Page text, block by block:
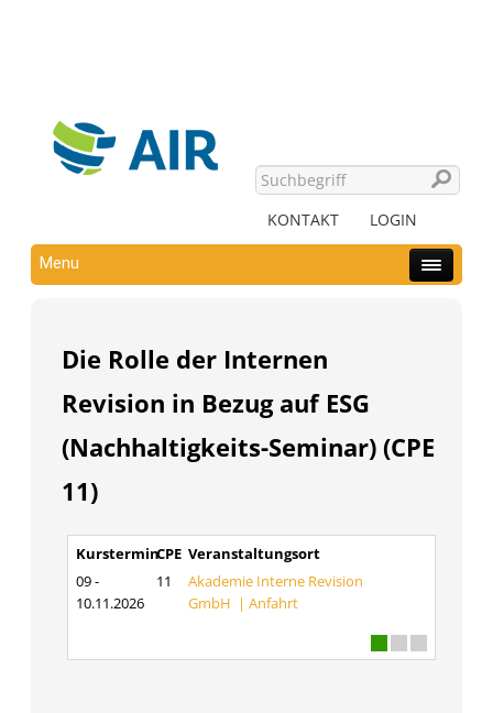
KONTAKT LOGIN
Menu
Die Rolle der Internen
Revision in Bezug auf ESG
(Nachhaltigkeits-Seminar) (CPE
11)
KursterminCPE Veranstaltungsort
09 -
10.11.2026
11
Akademie Interne Revision
GmbH |Anfahrt